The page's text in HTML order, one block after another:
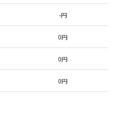
-円
0円
0円
0円